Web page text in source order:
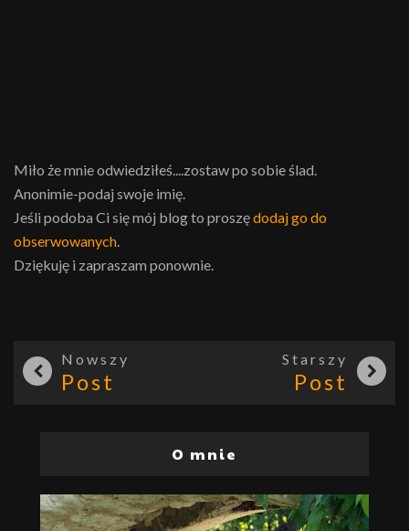
Miło że mnie odwiedziłeś....zostaw po sobie ślad.
Anonimie-podaj swoje imię.
Jeśli podoba Ci się mój blog to proszędodaj go do
obserwowanych
Dziękuję i zapraszam ponownie.
Nowszy
Post
Starszy
Post
O mnie